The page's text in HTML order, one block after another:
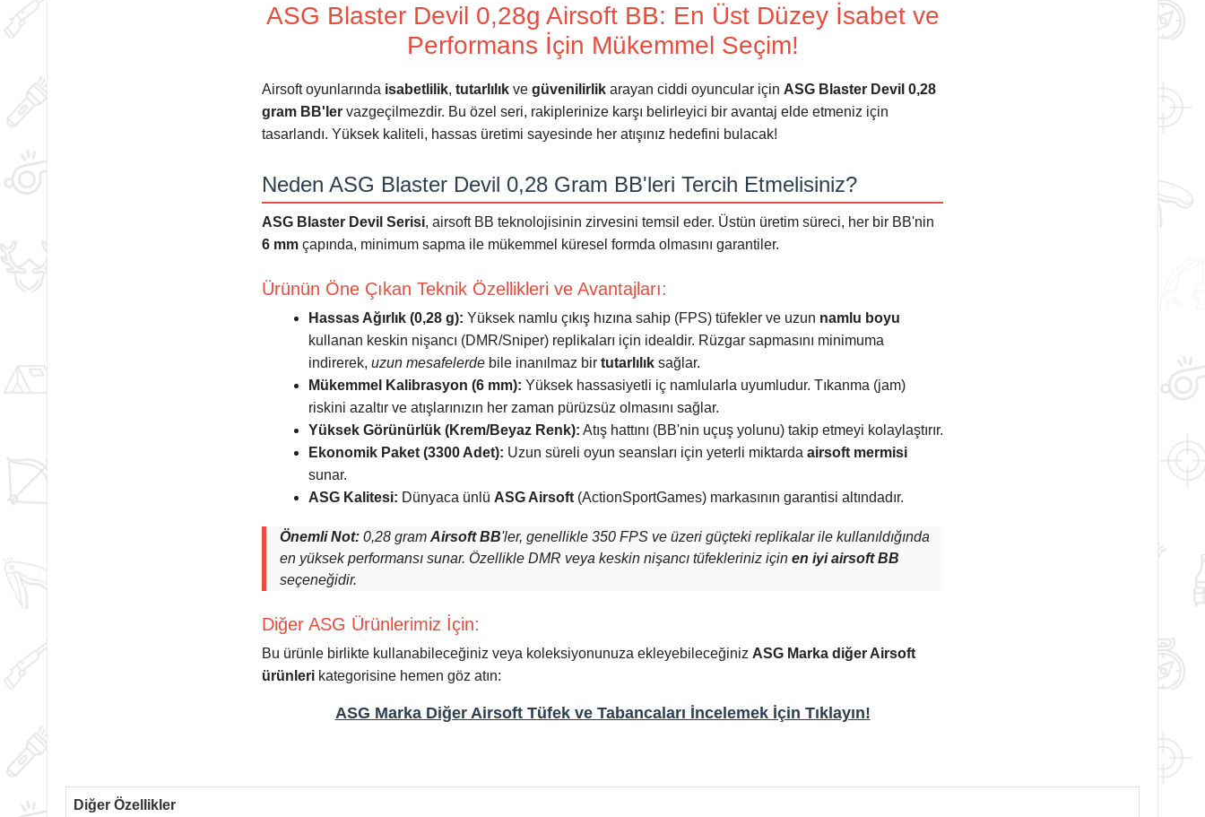
ASG Blaster Devil 0,28g Airsoft BB: En Üst Düzey İsabet ve
Performans İçin Mükemmel Seçim!
Airsoft oyunlarında isabetlilik, tutarlılık ve güvenilirlik arayan ciddi oyuncular için ASG Blaster Devil 0,28
gram BB'ler vazgeçilmezdir. Bu özel seri, rakiplerinize karşı belirleyici bir avantaj elde etmeniz için
tasarlandı. Yüksek kaliteli, hassas üretimi sayesinde her atışınız hedefini bulacak!
Neden ASG Blaster Devil 0,28 Gram BB'leri Tercih Etmelisiniz?
ASG Blaster Devil Serisi, airsoft BB teknolojisinin zirvesini temsil eder. Üstün üretim süreci, her bir BB'nin
6 mm çapında, minimum sapma ile mükemmel küresel formda olmasını garantiler.
Ürünün Öne Çıkan Teknik Özellikleri ve Avantajları:
Hassas Ağırlık (0,28 g): Yüksek namlu çıkış hızına sahip (FPS) tüfekler ve uzun namlu boyu
kullanan keskin nişancı (DMR/Sniper) replikaları için idealdir. Rüzgar sapmasını minimuma
indirerek, uzun mesafelerde bile inanılmaz bir tutarlılık sağlar.
Mükemmel Kalibrasyon (6 mm): Yüksek hassasiyetli iç namlularla uyumludur. Tıkanma (jam)
riskini azaltır ve atışlarınızın her zaman pürüzsüz olmasını sağlar.
Yüksek Görünürlük (Krem/Beyaz Renk): Atış hattını (BB'nin uçuş yolunu) takip etmeyi kolaylaştırır.
Ekonomik Paket (3300 Adet): Uzun süreli oyun seansları için yeterli miktarda airsoft mermisi
sunar.
ASG Kalitesi: Dünyaca ünlü ASG Airsoft (ActionSportGames) markasının garantisi altındadır.
Önemli Not: 0,28 gram Airsoft BB'ler, genellikle 350 FPS ve üzeri güçteki replikalar ile kullanıldığında
en yüksek performansı sunar. Özellikle DMR veya keskin nişancı tüfekleriniz için en iyi airsoft BB
seçeneğidir.
Diğer ASG Ürünlerimiz İçin:
Bu ürünle birlikte kullanabileceğiniz veya koleksiyonunuza ekleyebileceğiniz ASG Marka diğer Airsoft
ürünleri kategorisine hemen göz atın:
ASG Marka Diğer Airsoft Tüfek ve Tabancaları İncelemek İçin Tıklayın!
Diğer Özellikler